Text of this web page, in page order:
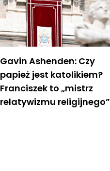
Gavin Ashenden: Czy
papież jest katolikiem?
Franciszek to „mistrz
relatywizmu religijnego”